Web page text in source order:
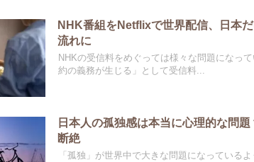
NHK番組をNetflixで世界配信、日本
流れに
NHKの受信料をめぐっては様々な問題になっ
約の義務が生じる」として受信料...
日本人の孤独感は本当に心理的な問
断絶
「孤独」が世界中で大きな問題になっている